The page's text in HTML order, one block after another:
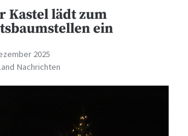
Kastel lädt zum
ein
2025
Nachrichten